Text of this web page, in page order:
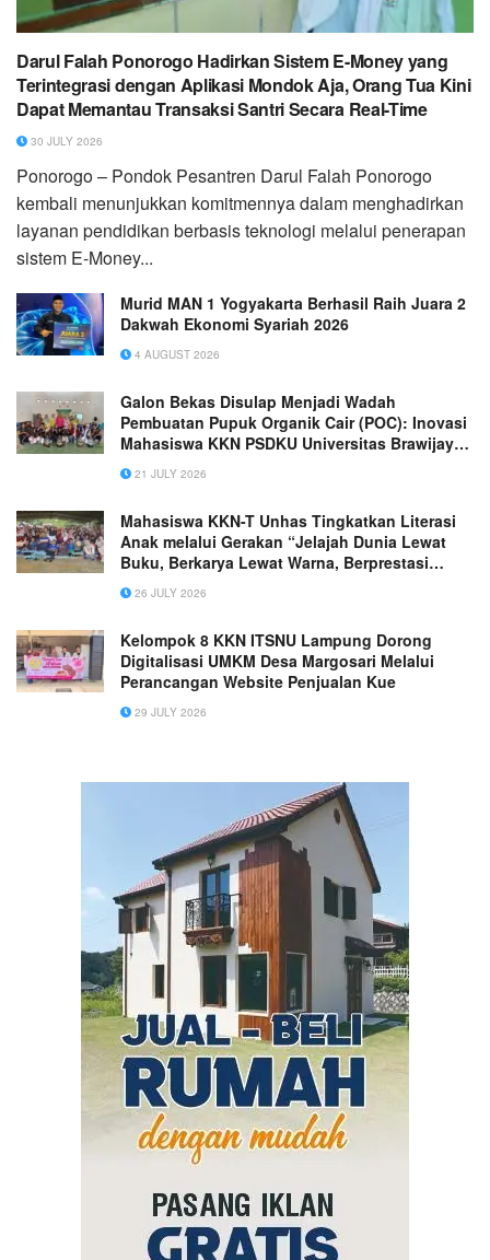
Darul Falah Ponorogo Hadirkan Sistem E-Money yang
Terintegrasi dengan Aplikasi Mondok Aja, Orang Tua Kini
Dapat Memantau Transaksi Santri Secara Real-Time
30 JULY 2026
Ponorogo – Pondok Pesantren Darul Falah Ponorogo
kembali menunjukkan komitmennya dalam menghadirkan
layanan pendidikan berbasis teknologi melalui penerapan
sistem E-Money...
Murid MAN 1 Yogyakarta Berhasil Raih Juara 2
Dakwah Ekonomi Syariah 2026
4 AUGUST 2026
Galon Bekas Disulap Menjadi Wadah
Pembuatan Pupuk Organik Cair (POC): Inovasi
Mahasiswa KKN PSDKU Universitas Brawijaya
Kediri di Desa Banjarsari, Kecamatan
Ngronggot, Kabupaten Nganjuk.
21 JULY 2026
Mahasiswa KKN-T Unhas Tingkatkan Literasi
Anak melalui Gerakan “Jelajah Dunia Lewat
Buku, Berkarya Lewat Warna, Berprestasi
Lewat Cerita” sebagai Upaya Menumbuhkan
Minat Baca dalam Peringatan Hari Anak
26 JULY 2026
Kelompok 8 KKN ITSNU Lampung Dorong
Digitalisasi UMKM Desa Margosari Melalui
Perancangan Website Penjualan Kue
29 JULY 2026